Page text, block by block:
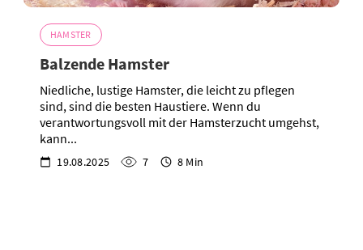
HAMSTER
Balzende Hamster
Niedliche, lustige Hamster, die leicht zu pflegen
sind, sind die besten Haustiere. Wenn du
verantwortungsvoll mit der Hamsterzucht umgehst,
kann...
19.08.2025 7 8 Min